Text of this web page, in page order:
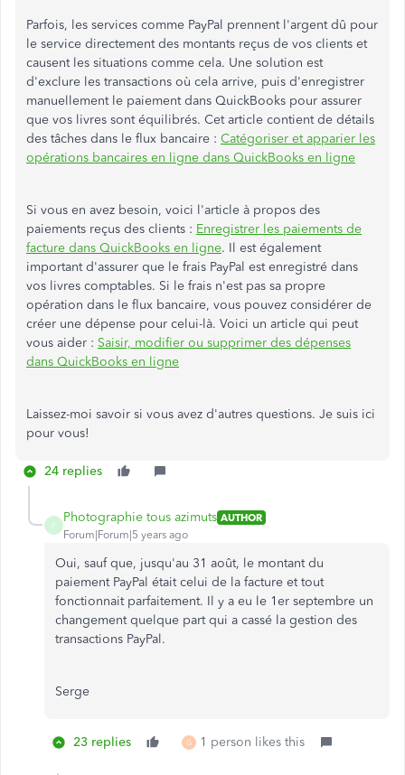
Parfois, les services comme PayPal prennent l'argent dû pour
le service directement des montants reçus de vos clients et
causent les situations comme cela. Une solution est
d'exclure les transactions où cela arrive, puis d'enregistrer
manuellement le paiement dans QuickBooks pour assurer
que vos livres sont équilibrés. Cet article contient de détails
des tâches dans le flux bancaire : Catégoriser et apparier les
opérations bancaires en ligne dans QuickBooks en ligne
Si vous en avez besoin, voici l'article à propos des
paiements reçus des clients : Enregistrer les paiements de
facture dans QuickBooks en ligne. Il est également
important d'assurer que le frais PayPal est enregistré dans
vos livres comptables. Si le frais n'est pas sa propre
opération dans le flux bancaire, vous pouvez considérer de
créer une dépense pour celui-là. Voici un article qui peut
vous aider : Saisir, modifier ou supprimer des dépenses
dans QuickBooks en ligne
Laissez-moi savoir si vous avez d'autres questions. Je suis ici
pour vous!
24 replies
P
Photographie tous azimuts AUTHOR
Forum|Forum|5 years ago
Oui, sauf que, jusqu'au 31 août, le montant du
paiement PayPal était celui de la facture et tout
fonctionnait parfaitement. Il y a eu le 1er septembre un
changement quelque part qui a cassé la gestion des
transactions PayPal.
Serge
23 replies G 1 person likes this